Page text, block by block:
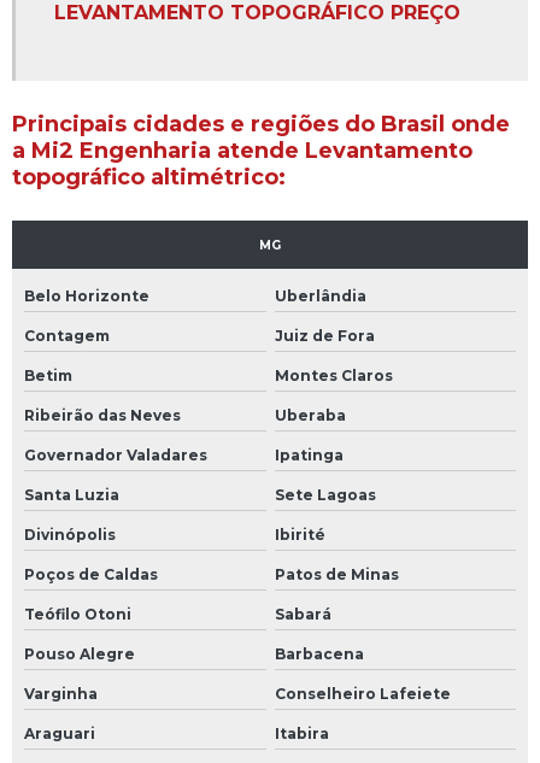
Empresa de aerolevantamento
Empresa de aerolevantamento em belo horizonte
Empresa de cadastro ambiental rural custo
Empresa de cadastro ambiental rural custo em bh
Empresa de cadastro ambiental rural custo em mg
Empresa de cartografia digital
Empresa de cartografia digital em belo horizonte
Empresa de cartografia digital em minas gerais
Empresa de concessão de lavras anm
Empresa de concessão de lavras anm em mg
Empresa de estudo de impacto ambiental em bh
LEVANTAMENTO TOPOGRÁFICO PREÇO
Principais cidades e regiões do Brasil onde
a Mi2 Engenharia atende Levantamento
topográfico altimétrico:
MG
Belo Horizonte Uberlândia
Contagem Juiz de Fora
Betim Montes Claros
Ribeirão das Neves Uberaba
Governador Valadares Ipatinga
Santa Luzia Sete Lagoas
Divinópolis Ibirité
Poços de Caldas Patos de Minas
Teófilo Otoni Sabará
Pouso Alegre Barbacena
Varginha Conselheiro Lafeiete
Araguari Itabira